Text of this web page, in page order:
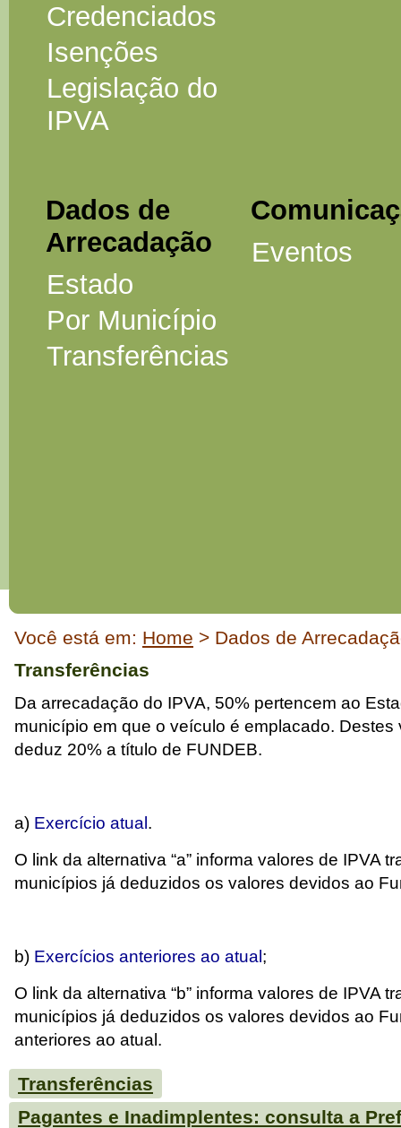
Credenciados
Isenções
Legislação do
IPVA
Dados de
Arrecadação
Estado
Por Município
Transferências
Eventos
Início
do
Você está em: Home > Dados de
Transferências
Da arrecadação do IPVA, 50% pertencem ao
município em que o veículo é emplacado. Destes
deduz 20% a título de FUNDEB.
a) Exercício atual .
O link da alternativa “a” informa valores de IPVA
municípios já deduzidos os valores devidos ao
b) Exercícios anteriores ao atual ;
O link da alternativa “b” informa valores de IPVA
municípios já deduzidos os valores devidos ao
anteriores ao atual.
Transferências
Pagantes e Inadimplentes: consulta a